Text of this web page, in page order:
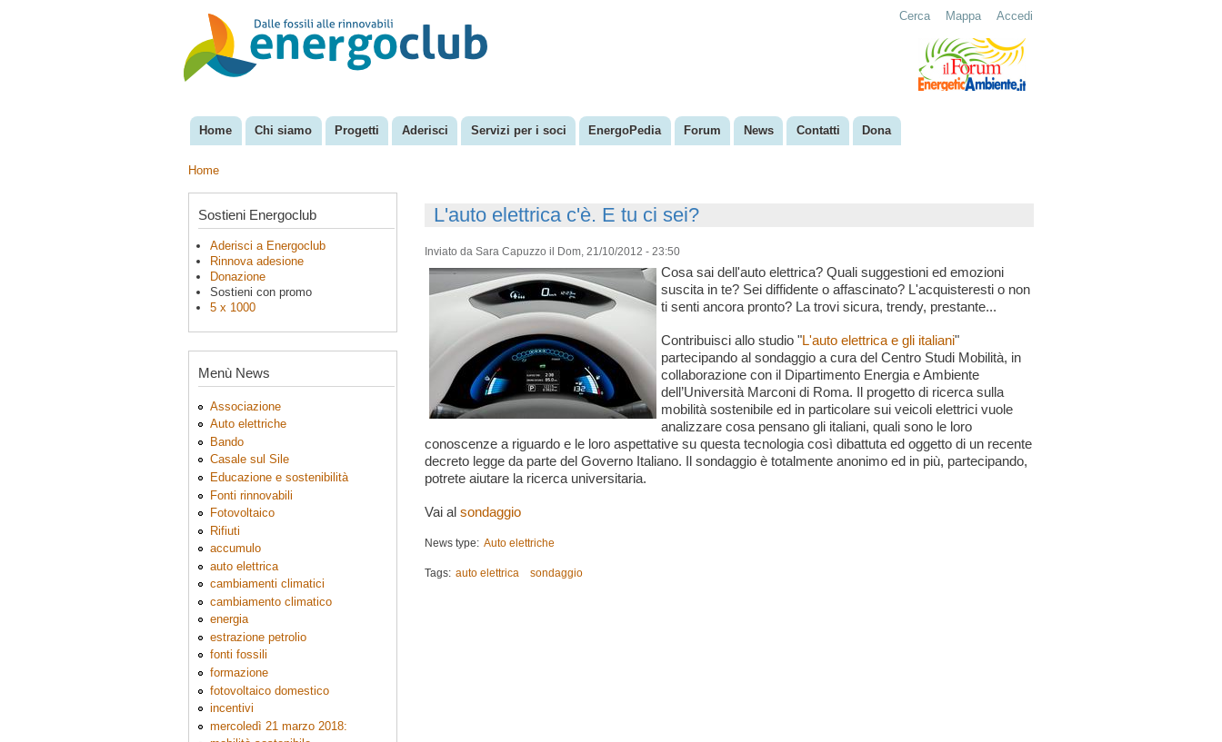
EnergoClub
per la
riconversione
del sistema
Menu principale
Home Chi siamo Progetti Aderisci Servizi per i soci EnergoPedia Forum News Contatti Dona
Cerca Mappa Accedi
Home
Sostieni Energoclub
Aderisci a Energoclub
Rinnova adesione
Donazione
Sostieni con promo
5 x 1000
Menù News
Associazione
Auto elettriche
Bando
Casale sul Sile
Educazione e sostenibilità
Fonti rinnovabili
Fotovoltaico
Rifiuti
accumulo
auto elettrica
cambiamenti climatici
cambiamento climatico
energia
estrazione petrolio
fonti fossili
formazione
fotovoltaico domestico
incentivi
mercoledì 21 marzo 2018:
L'auto elettrica c'è. E tu ci sei?
Inviato da Sara Capuzzo il Dom, 21/10/2012 - 23:50
Cosa sai dell'auto elettrica? Quali suggestioni ed emozioni
suscita in te? Sei diffidente o affascinato? L'acquisteresti o non
ti senti ancora pronto? La trovi sicura, trendy, prestante...
Contribuisci allo studio "L'auto elettrica e gli italiani"
partecipando al sondaggio a cura del Centro Studi Mobilità, in
collaborazione con il Dipartimento Energia e Ambiente
dell’Università Marconi di Roma. Il progetto di ricerca sulla
mobilità sostenibile ed in particolare sui veicoli elettrici vuole
analizzare cosa pensano gli italiani, quali sono le loro
conoscenze a riguardo e le loro aspettative su questa tecnologia così dibattuta ed oggetto di un recente
decreto legge da parte del Governo Italiano. Il sondaggio è totalmente anonimo ed in più, partecipando,
potrete aiutare la ricerca universitaria.
Vai al sondaggio
News type: Auto elettriche
Tags: auto elettrica sondaggio